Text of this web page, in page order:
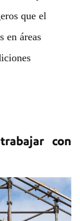
que el
en áreas
con